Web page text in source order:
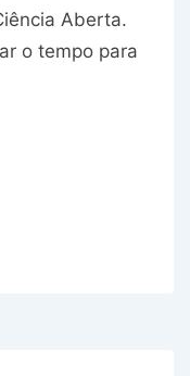
Aberta.
o tempo para